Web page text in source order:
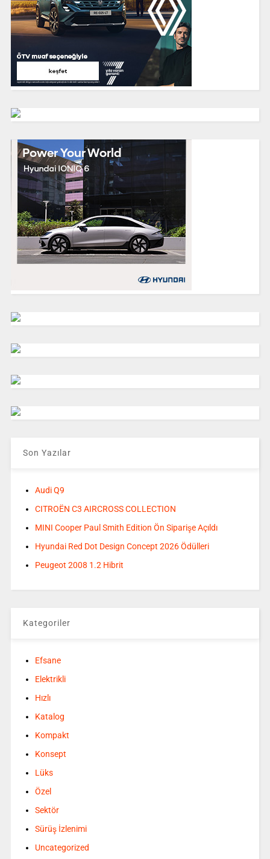
Son Yazılar
Audi Q9
CITROËN C3 AIRCROSS COLLECTION
MINI Cooper Paul Smith Edition Ön Siparişe Açıldı
Hyundai Red Dot Design Concept 2026 Ödülleri
Peugeot 2008 1.2 Hibrit
Kategoriler
Efsane
Elektrikli
Hızlı
Katalog
Kompakt
Konsept
Lüks
Özel
Sektör
Sürüş İzlenimi
Uncategorized